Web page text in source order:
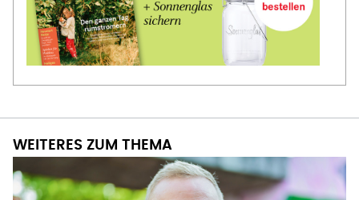
WEITERES ZUM THEMA